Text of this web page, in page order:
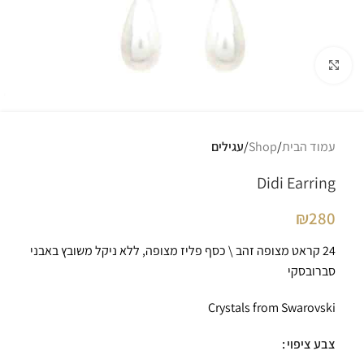
עמוד הבית Shop עגילים
Didi Earring
₪280
24 קראט מצופה זהב \ כסף פליז מצופה, ללא ניקל משובץ באבני
סברובסקי
Crystals from Swarovski
צבע ציפוי